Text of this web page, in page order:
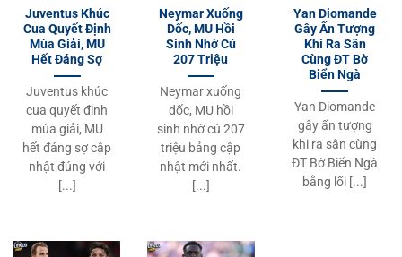
Juventus Khúc
Cua Quyết Định
Mùa Giải, MU
Hết Đáng Sợ
Juventus khúc
cua quyết định
mùa giải, MU
hết đáng sợ cập
nhật đúng với
[...]
Neymar Xuống
Dốc, MU Hồi
Sinh Nhờ Cú
207 Triệu
Neymar xuống
dốc, MU hồi
sinh nhờ cú 207
triệu bảng cập
nhật mới nhất.
[...]
Yan Diomande
Gây Ấn Tượng
Khi Ra Sân
Cùng ĐT Bờ
Biển Ngà
Yan Diomande
gây ấn tượng
khi ra sân cùng
ĐT Bờ Biển Ngà
bằng lối [...]